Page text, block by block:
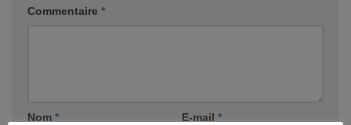
Commentaire *
Nom * E-mail *